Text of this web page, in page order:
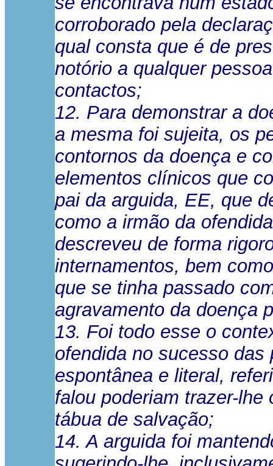
corroborado pela
qual consta que é de
notório a qualquer
contactos;
12. Para demonstrar a
a mesma foi sujeita, os
contornos da doença e
elementos clínicos que
pai da arguida, EE, que
como a irmão da
descreveu de forma
internamentos, bem
que se tinha passado
agravamento da doença
13. Foi todo esse o
ofendida no sucesso
espontânea e literal,
falou poderiam trazer-
tábua de salvação;
14. A arguida foi